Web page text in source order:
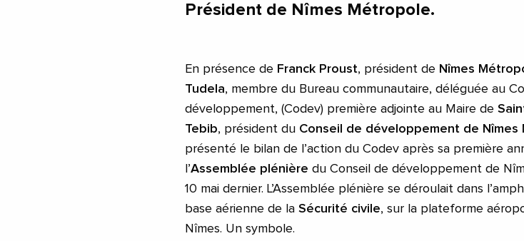
Président de Nîmes Métropole.
En présence de Franck Proust, président de Nîmes
Tudela, membre du Bureau communautaire, déléguée au
développement, (Codev) première adjointe au Maire de
Tebib, président du Conseil de développement de Nîmes
présenté le bilan de l’action du Codev après sa première
l’Assemblée plénière du Conseil de développement de
10 mai dernier. L’Assemblée plénière se déroulait dans
base aérienne de la Sécurité civile, sur la plateforme
Nîmes. Un symbole.